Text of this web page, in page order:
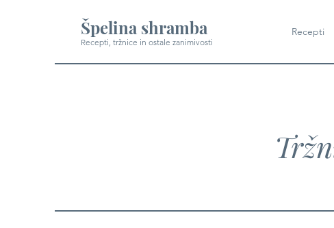
Špelina shramba
Recepti, tržnice in ostale zanimivosti
Recepti